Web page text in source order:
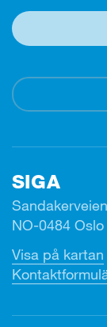
SIGA
NO-0484 Oslo
Visa på kartan